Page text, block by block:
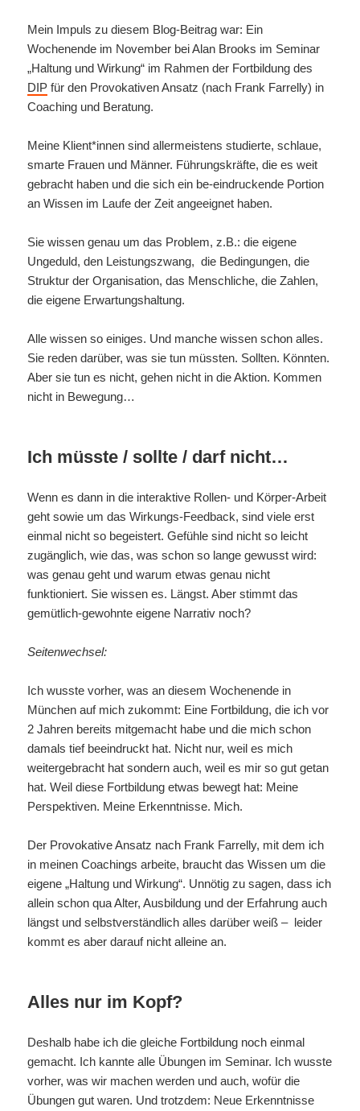
Mein Impuls zu diesem Blog-Beitrag war: Ein
Wochenende im November bei Alan Brooks im Seminar
„Haltung und Wirkung“ im Rahmen der Fortbildung des
DIP für den Provokativen Ansatz (nach Frank Farrelly) in
Coaching und Beratung.
Meine Klient*innen sind allermeistens studierte, schlaue,
smarte Frauen und Männer. Führungskräfte, die es weit
gebracht haben und die sich ein be-eindruckende Portion
an Wissen im Laufe der Zeit angeeignet haben.
Sie wissen genau um das Problem, z.B.: die eigene
Ungeduld, den Leistungszwang, die Bedingungen, die
Struktur der Organisation, das Menschliche, die Zahlen,
die eigene Erwartungshaltung.
Alle wissen so einiges. Und manche wissen schon alles.
Sie reden darüber, was sie tun müssten. Sollten. Könnten.
Aber sie tun es nicht, gehen nicht in die Aktion. Kommen
nicht in Bewegung…
Ich müsste / sollte / darf nicht…
Wenn es dann in die interaktive Rollen- und Körper-Arbeit
geht sowie um das Wirkungs-Feedback, sind viele erst
einmal nicht so begeistert. Gefühle sind nicht so leicht
zugänglich, wie das, was schon so lange gewusst wird:
was genau geht und warum etwas genau nicht
funktioniert. Sie wissen es. Längst. Aber stimmt das
gemütlich-gewohnte eigene Narrativ noch?
Seitenwechsel:
Ich wusste vorher, was an diesem Wochenende in
München auf mich zukommt: Eine Fortbildung, die ich vor
2 Jahren bereits mitgemacht habe und die mich schon
damals tief beeindruckt hat. Nicht nur, weil es mich
weitergebracht hat sondern auch, weil es mir so gut getan
hat. Weil diese Fortbildung etwas bewegt hat: Meine
Perspektiven. Meine Erkenntnisse. Mich.
Der Provokative Ansatz nach Frank Farrelly, mit dem ich
in meinen Coachings arbeite, braucht das Wissen um die
eigene „Haltung und Wirkung“. Unnötig zu sagen, dass ich
allein schon qua Alter, Ausbildung und der Erfahrung auch
längst und selbstverständlich alles darüber weiß – leider
kommt es aber darauf nicht alleine an.
Alles nur im Kopf?
Deshalb habe ich die gleiche Fortbildung noch einmal
gemacht. Ich kannte alle Übungen im Seminar. Ich wusste
vorher, was wir machen werden und auch, wofür die
Übungen gut waren. Und trotzdem: Neue Erkenntnisse